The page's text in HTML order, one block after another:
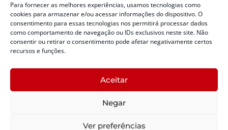
Para fornecer as melhores experiências, usamos tecnologias como
cookies para armazenar e/ou acessar informações do dispositivo. O
consentimento para essas tecnologias nos permitirá processar dados
como comportamento de navegação ou IDs exclusivos neste site. Não
consentir ou retirar o consentimento pode afetar negativamente certos
recursos e funções.
Aceitar
Negar
Ver preferências
Alertas Defesa Civil:
SMS 40199
ENDEREÇO
Defesa Civil do Estado de Santa Catarina
Capoeiras, Florianópolis, SC
Política de Privacidade